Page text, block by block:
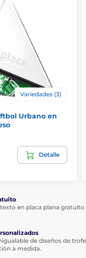
Variedades (3)
Urbano en
Detalle
en placa plana
de diseños de
a medida.